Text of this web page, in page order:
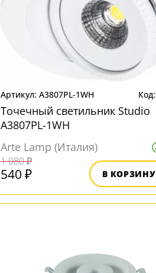
A3807PL-1WH
Точечный светильник Studio
A3807PL-1WH
Arte Lamp (Италия)
1 080 ₽
540 ₽ В КОРЗИНУ